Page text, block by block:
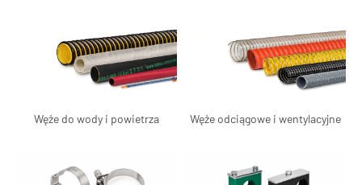
Węże do wody i powietrza Węże odciągowe i wentylacyjne